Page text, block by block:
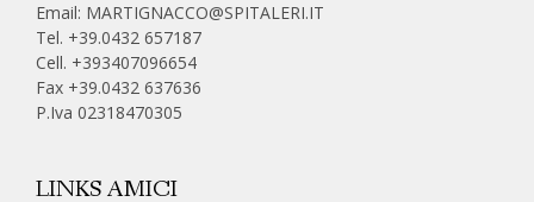
Email: MARTIGNACCO@SPITALERI.IT
Tel. +39.0432 657187
Cell. +393407096654
Fax +39.0432 637636
P.Iva 02318470305
LINKS AMICI